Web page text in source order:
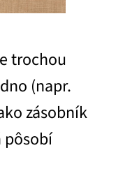
trochou
(napr.
zásobník
pôsobí